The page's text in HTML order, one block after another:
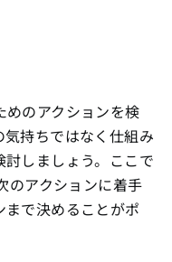
のアクションを検
持ちではなく仕組み
しましょう。ここで
のアクションに着手
で決めることがポ